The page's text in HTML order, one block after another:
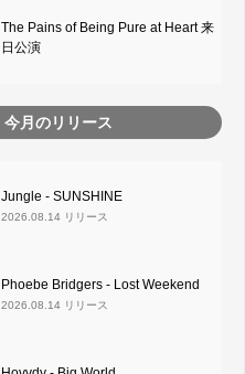
The Pains of Being Pure at Heart 来
日公演
今月のリリース
Jungle - SUNSHINE
2026.08.14 リリース
Phoebe Bridgers - Lost Weekend
2026.08.14 リリース